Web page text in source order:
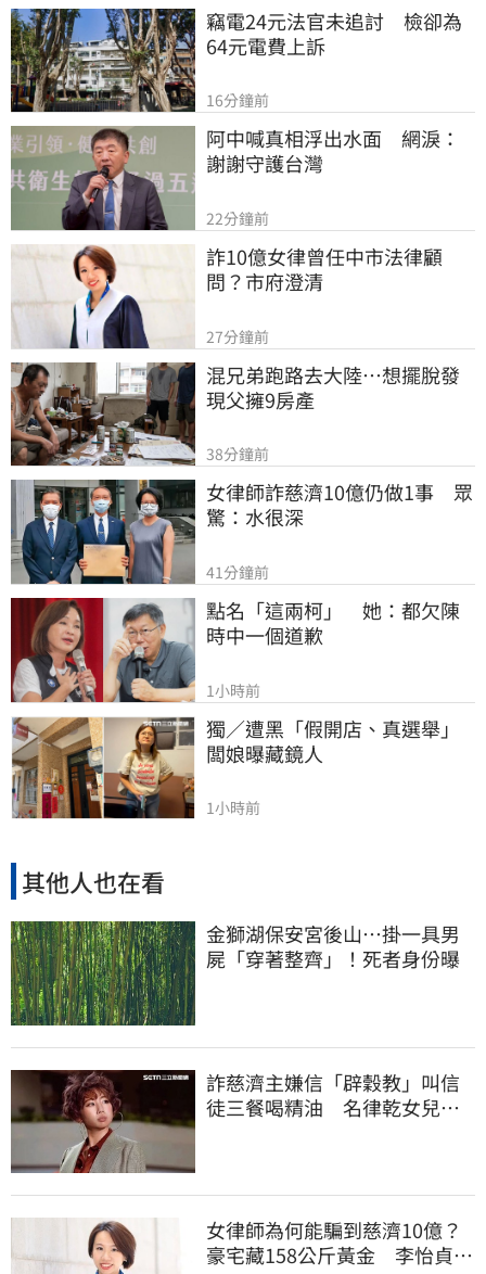
竊電24元法官未追討　檢卻為
64元電費上訴
16分鐘前
阿中喊真相浮出水面　網淚：
謝謝守護台灣
22分鐘前
詐10億女律曾任中市法律顧
問？市府澄清
27分鐘前
混兄弟跑路去大陸…想擺脫發
現父擁9房產
38分鐘前
女律師詐慈濟10億仍做1事　眾
驚：水很深
41分鐘前
點名「這兩柯」　她：都欠陳
時中一個道歉
1小時前
獨／遭黑「假開店、真選舉」
闆娘曝藏鏡人
1小時前
其他人也在看
金獅湖保安宮後山…掛一具男
屍「穿著整齊」！死者身份曝
詐慈濟主嫌信「辟穀教」叫信
徒三餐喝精油 名律乾女兒卻
女律師為何能騙到慈濟10億？
豪宅藏158公斤黃金 李怡貞驚